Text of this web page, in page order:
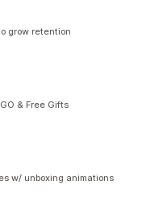
grow retention
& Free Gifts
w/ unboxing animations